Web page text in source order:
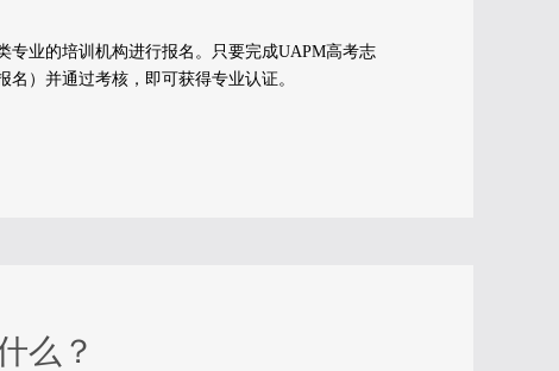
专业的培训机构进行报名。只要完成UAPM高考志
）并通过考核，即可获得专业认证。
么？